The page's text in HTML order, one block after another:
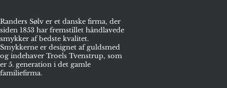
Randers Sølv er et danske firma, der
siden 1853 har fremstillet håndlavede
smykker af bedste kvalitet.
Smykkerne er designet af guldsmed
og indehaver Troels Tvenstrup, som
er 5. generation i det gamle
familiefirma.